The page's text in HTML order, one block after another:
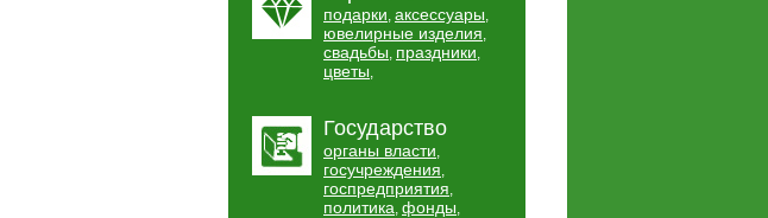
подарки, аксессуары,
ювелирные изделия,
свадьбы, праздники,
цветы,
Государство
органы власти,
госучреждения,
госпредприятия,
политика, фонды,